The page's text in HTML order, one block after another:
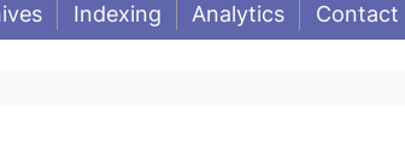
Indexing Analytics Contact